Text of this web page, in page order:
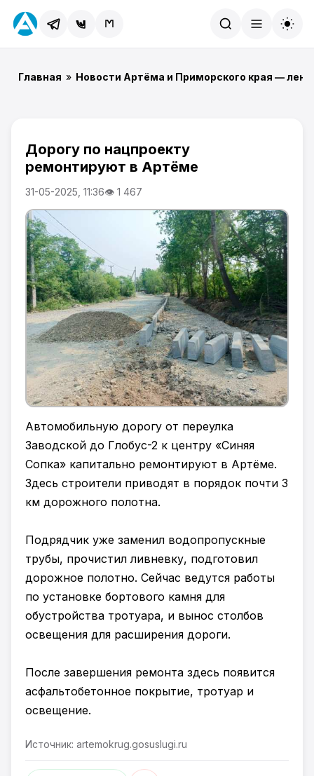
Главная » Новости Артёма и Приморского края —
Дорогу по нацпроекту
ремонтируют в Артёме
31-05-2025, 11:36👁 1 467
Автомобильную дорогу от переулка
Заводской до Глобус-2 к центру «Синяя
Сопка» капитально ремонтируют в Артёме.
Здесь строители приводят в порядок почти 3
км дорожного полотна.
Подрядчик уже заменил водопропускные
трубы, прочистил ливневку, подготовил
дорожное полотно. Сейчас ведутся работы
по установке бортового камня для
обустройства тротуара, и вынос столбов
освещения для расширения дороги.
После завершения ремонта здесь появится
асфальтобетонное покрытие, тротуар и
освещение.
Источник: artemokrug.gosuslugi.ru